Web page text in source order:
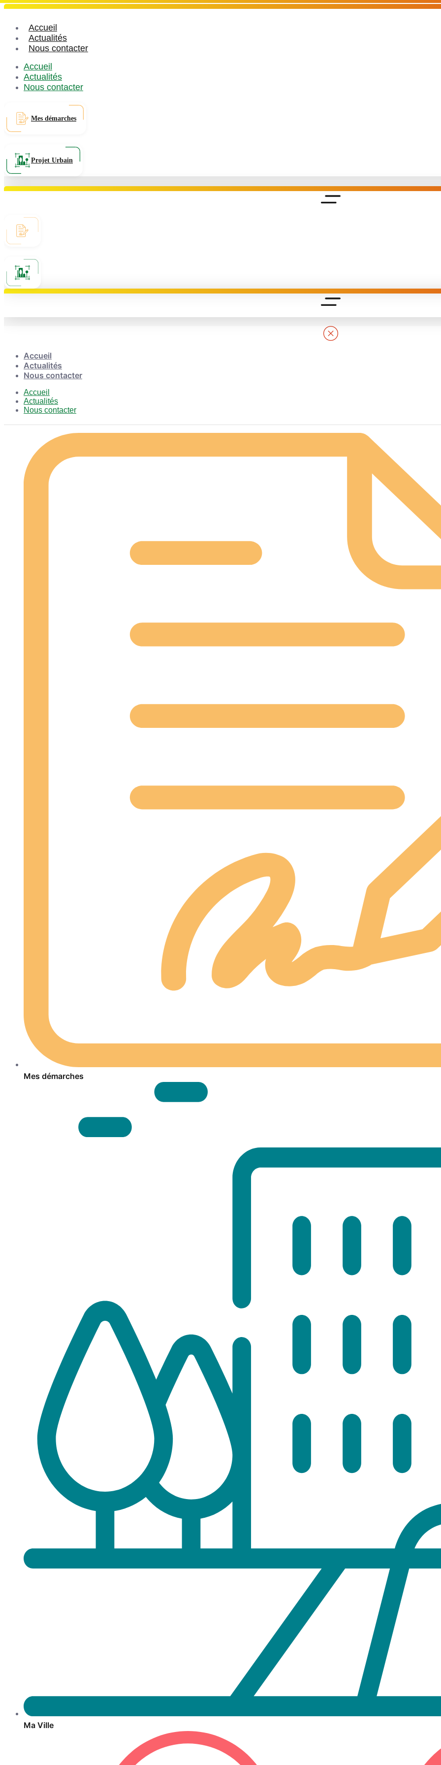
Accueil
Actualités
Nous contacter
Accueil
Actualités
Nous contacter
Mes démarches
Projet Urbain
Accueil
Actualités
Nous contacter
Accueil
Actualités
Nous contacter
Mes démarches
Ma Ville